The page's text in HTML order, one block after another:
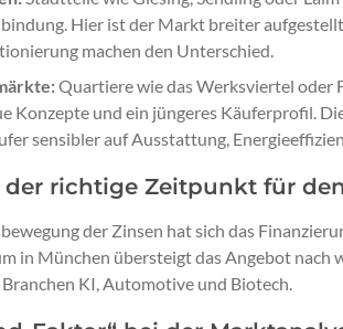
Hier ist der Markt breiter
machen den Unterschied.
Quartiere wie das Werksviertel oder
Konzepte und ein jüngeres Käuferprofil.
sensibler auf Ausstattung,
richtige Zeitpunkt für
der Zinsen hat sich das
in München übersteigt das Angebot nach
KI, Automotive und Biotech.